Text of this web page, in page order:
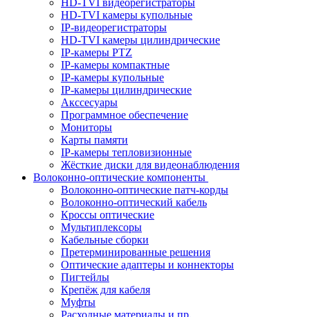
HD-TVI видеорегистраторы
HD-TVI камеры купольные
IP-видеорегистраторы
HD-TVI камеры цилиндрические
IP-камеры PTZ
IP-камеры компактные
IP-камеры купольные
IP-камеры цилиндрические
Акссесуары
Программное обеспечение
Мониторы
Карты памяти
IP-камеры тепловизионные
Жёсткие диски для видеонаблюдения
Волоконно-оптические компоненты
Волоконно-оптические патч-корды
Волоконно-оптический кабель
Кроссы оптические
Мультиплексоры
Кабельные сборки
Претерминированные решения
Оптические адаптеры и коннекторы
Пигтейлы
Крепёж для кабеля
Муфты
Расходные материалы и пр.